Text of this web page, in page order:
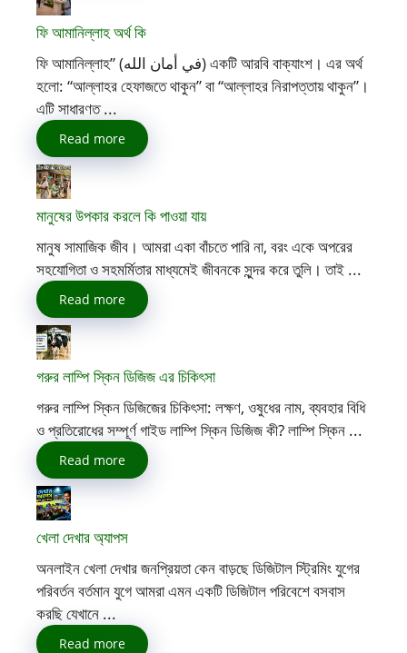
ফি আমানিল্লাহ অর্থ কি
ফি আমানিল্লাহ” (في أمان الله) একটি আরবি বাক্যাংশ। এর অর্থ
হলো: “আল্লাহর হেফাজতে থাকুন” বা “আল্লাহর নিরাপত্তায় থাকুন”।
এটি সাধারণত ...
Read more
মানুষের উপকার করলে কি পাওয়া যায়
মানুষ সামাজিক জীব। আমরা একা বাঁচতে পারি না, বরং একে অপরের
সহযোগিতা ও সহমর্মিতার মাধ্যমেই জীবনকে সুন্দর করে তুলি। তাই ...
Read more
গরুর লাম্পি স্কিন ডিজিজ এর চিকিৎসা
গরুর লাম্পি স্কিন ডিজিজের চিকিৎসা: লক্ষণ, ওষুধের নাম, ব্যবহার বিধি
ও প্রতিরোধের সম্পূর্ণ গাইড লাম্পি স্কিন ডিজিজ কী? লাম্পি স্কিন ...
Read more
খেলা দেখার অ্যাপস
অনলাইন খেলা দেখার জনপ্রিয়তা কেন বাড়ছে ডিজিটাল স্ট্রিমিং যুগের
পরিবর্তন বর্তমান যুগে আমরা এমন একটি ডিজিটাল পরিবেশে বসবাস
করছি যেখানে ...
Read more